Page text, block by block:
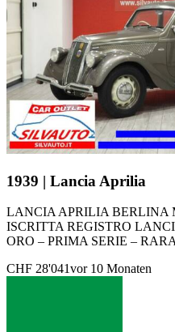
1939 | Lancia Aprilia
LANCIA APRILIA BERLINA
ISCRITTA REGISTRO
ORO – PRIMA SERIE –
CHF 28'041vor 10 Monaten